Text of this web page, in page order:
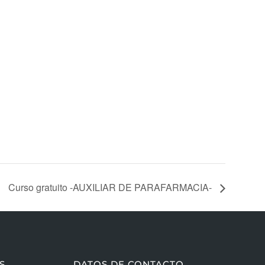
Curso gratuito -AUXILIAR DE PARAFARMACIA-